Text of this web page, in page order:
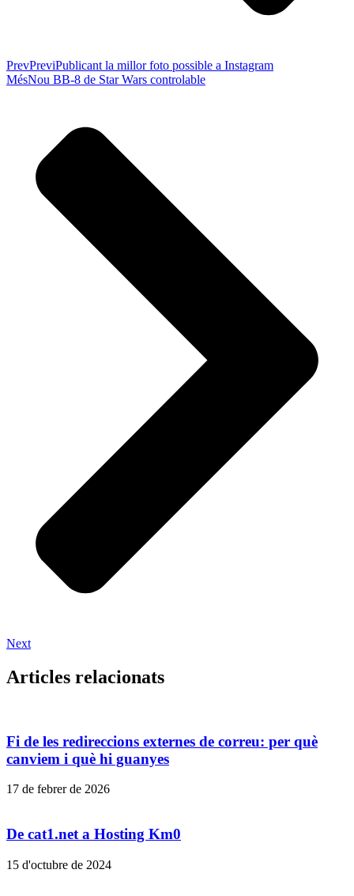
PrevPreviPublicant la millor foto possible a Instagram
MésNou BB-8 de Star Wars controlable
Next
Articles relacionats
Fi de les redireccions externes de correu: per què
canviem i què hi guanyes
17 de febrer de 2026
De cat1.net a Hosting Km0
15 d'octubre de 2024